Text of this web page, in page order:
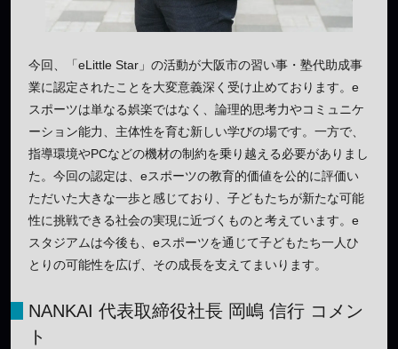
今回、「eLittle Star」の活動が大阪市の習い事・塾代助成事
業に認定されたことを大変意義深く受け止めております。e
スポーツは単なる娯楽ではなく、論理的思考力やコミュニケ
ーション能力、主体性を育む新しい学びの場です。一方で、
指導環境やPCなどの機材の制約を乗り越える必要がありまし
た。今回の認定は、eスポーツの教育的価値を公的に評価い
ただいた大きな一歩と感じており、子どもたちが新たな可能
性に挑戦できる社会の実現に近づくものと考えています。e
スタジアムは今後も、eスポーツを通じて子どもたち一人ひ
とりの可能性を広げ、その成長を支えてまいります。
NANKAI 代表取締役社長 岡嶋 信行 コメン
ト